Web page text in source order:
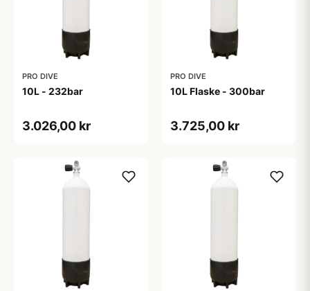
PRO DIVE
10L - 232bar
3.026,00 kr
PRO DIVE
10L Flaske - 300bar
3.725,00 kr